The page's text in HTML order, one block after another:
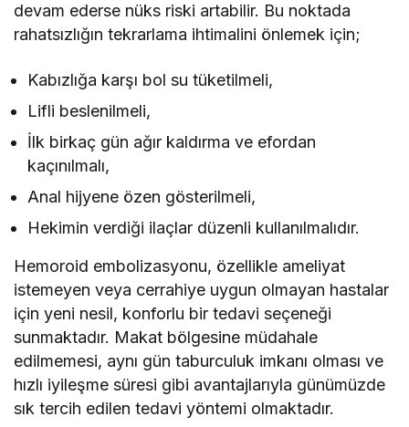
devam ederse nüks riski artabilir. Bu noktada
rahatsızlığın tekrarlama ihtimalini önlemek için;
Kabızlığa karşı bol su tüketilmeli,
Lifli beslenilmeli,
İlk birkaç gün ağır kaldırma ve efordan
kaçınılmalı,
Anal hijyene özen gösterilmeli,
Hekimin verdiği ilaçlar düzenli kullanılmalıdır.
Hemoroid embolizasyonu, özellikle ameliyat
istemeyen veya cerrahiye uygun olmayan hastalar
için yeni nesil, konforlu bir tedavi seçeneği
sunmaktadır. Makat bölgesine müdahale
edilmemesi, aynı gün taburculuk imkanı olması ve
hızlı iyileşme süresi gibi avantajlarıyla günümüzde
sık tercih edilen tedavi yöntemi olmaktadır.